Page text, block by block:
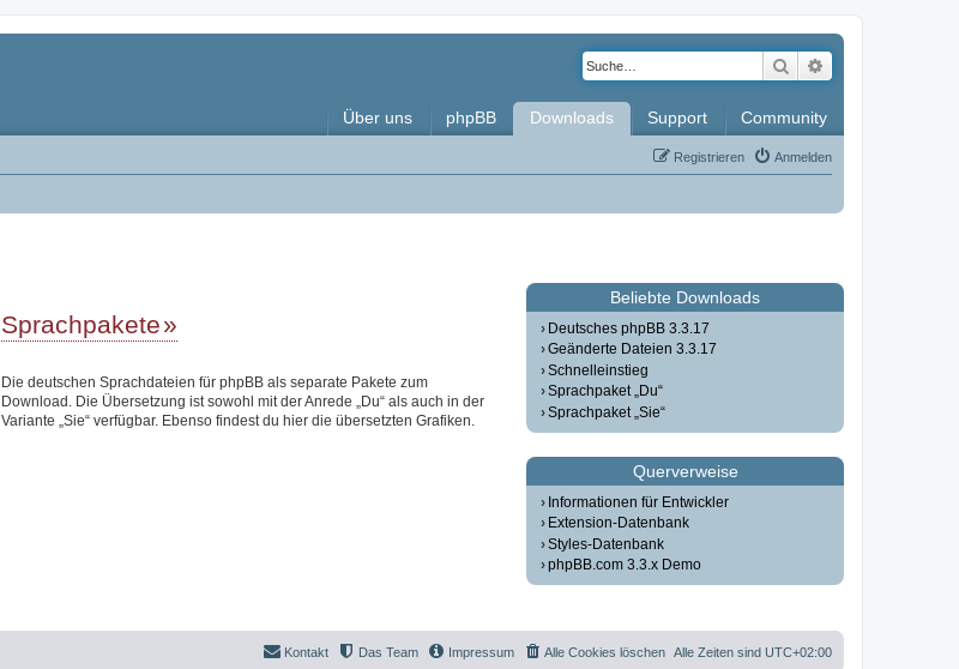
Suche
Über uns phpBB Downloads Support Community
Anmelden
Registrieren
Sprachpakete
Die deutschen Sprachdateien für phpBB als separate Pakete zum
Download. Die Übersetzung ist sowohl mit der Anrede „Du“ als auch in der
Variante „Sie“ verfügbar. Ebenso findest du hier die übersetzten Grafiken.
Beliebte Downloads
Deutsches phpBB 3.3.17
Geänderte Dateien 3.3.17
Schnelleinstieg
Sprachpaket „Du“
Sprachpaket „Sie“
Querverweise
Informationen für Entwickler
Extension-Datenbank
Styles-Datenbank
phpBB.com 3.3.x Demo
Alle Zeiten sind UTC+02:00
Alle Cookies löschen
Impressum
Das Team
Kontakt